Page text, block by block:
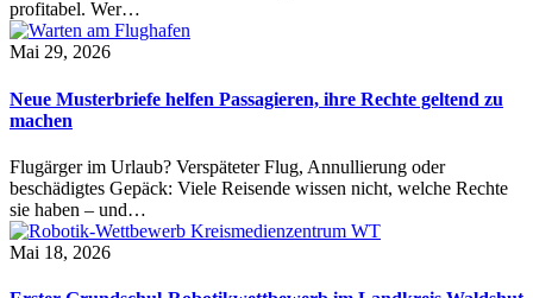
profitabel. Wer…
Mai 29, 2026
Neue Musterbriefe helfen Passagieren, ihre Rechte geltend zu
machen
Flugärger im Urlaub? Verspäteter Flug, Annullierung oder
beschädigtes Gepäck: Viele Reisende wissen nicht, welche Rechte
sie haben – und…
Mai 18, 2026